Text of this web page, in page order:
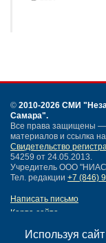
Используя
© 2010-2026 СМИ
Самара".
Все права защищены —
материалов и ссылка
Свидетельство
54259 от 24.05.2013.
Учредитель ООО
Тел. редакции +7 (846)
Написать письмо
Карта сайта
Политика